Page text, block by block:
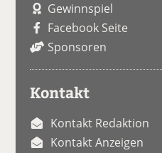
Gewinnspiel
Facebook Seite
Sponsoren
Kontakt
Kontakt Redaktion
Kontakt Anzeigen